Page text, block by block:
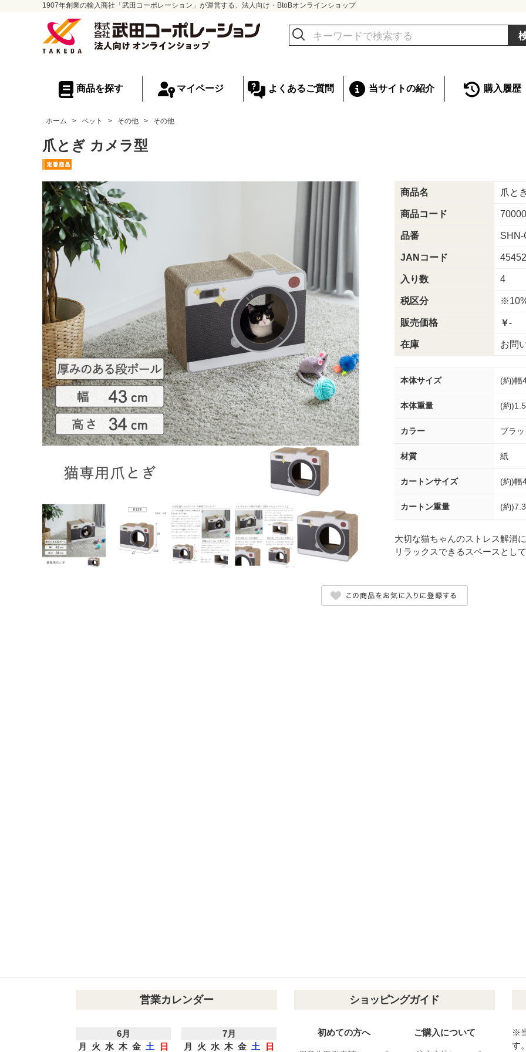
1907年創業の輸入商社「武田コーポレーション」が運営する、法人向け・BtoBオンラインショップ
商品を探す マイページ よくあるご質問 当サイトの紹介 購入履歴
ホーム > ペット > その他 > その他
爪とぎ カメラ型
商品名 爪と
商品コード
品番 SHN-
JANコード
入り数 4
税区分
販売価格 ￥-
在庫 お問
本体サイズ (約)幅
本体重量 (約
カラー ブラッ
材質 紙
カートンサイズ (約)幅
カートン重量 (約
大切な猫ちゃんのストレス解消
リラックスできるスペースとし
営業カレンダー
6月
月
火 水 木 金 土 日
7月
月
火 水 木 金 土 日
ショッピングガイド
初めての方へ ご購入について
※
す